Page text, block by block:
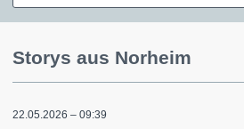
Storys aus Norheim
22.05.2026 – 09:39